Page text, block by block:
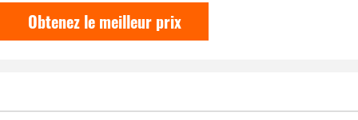
Obtenez le meilleur prix